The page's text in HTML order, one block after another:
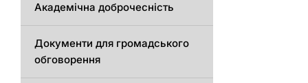
Академічна доброчесність
Документи для громадського
обговорення